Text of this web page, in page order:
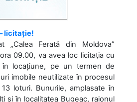
licitație!
„Calea Ferată din Moldova”
09.00, va avea loc licitaţia cu
în locațiune, pe un termen de
imobile neutilizate în procesul
loturi. Bunurile, amplasate în
și în localitatea Bugeac, raionul